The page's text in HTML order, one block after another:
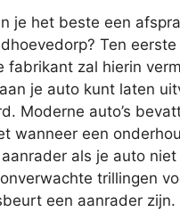
je het beste een
Ten
fabrikant zal hierin
je auto kunt laten
Moderne auto’s
wanneer een
als je auto
trillingen
een aanrader